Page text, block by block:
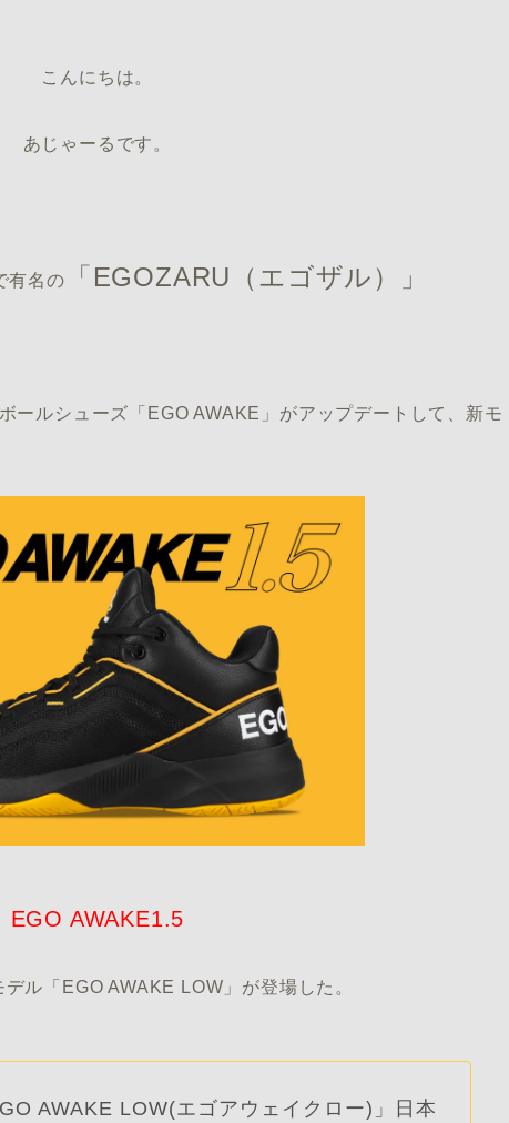
こんにちは。
あじゃーるです。
有名の 「EGOZARU（エゴザル）」
ールシューズ「EGO AWAKE」がアップデートして、新モ
EGO AWAKE1.5
ル「EGO AWAKE LOW」が登場した。
AWAKE LOW(エゴアウェイクロー)」日本